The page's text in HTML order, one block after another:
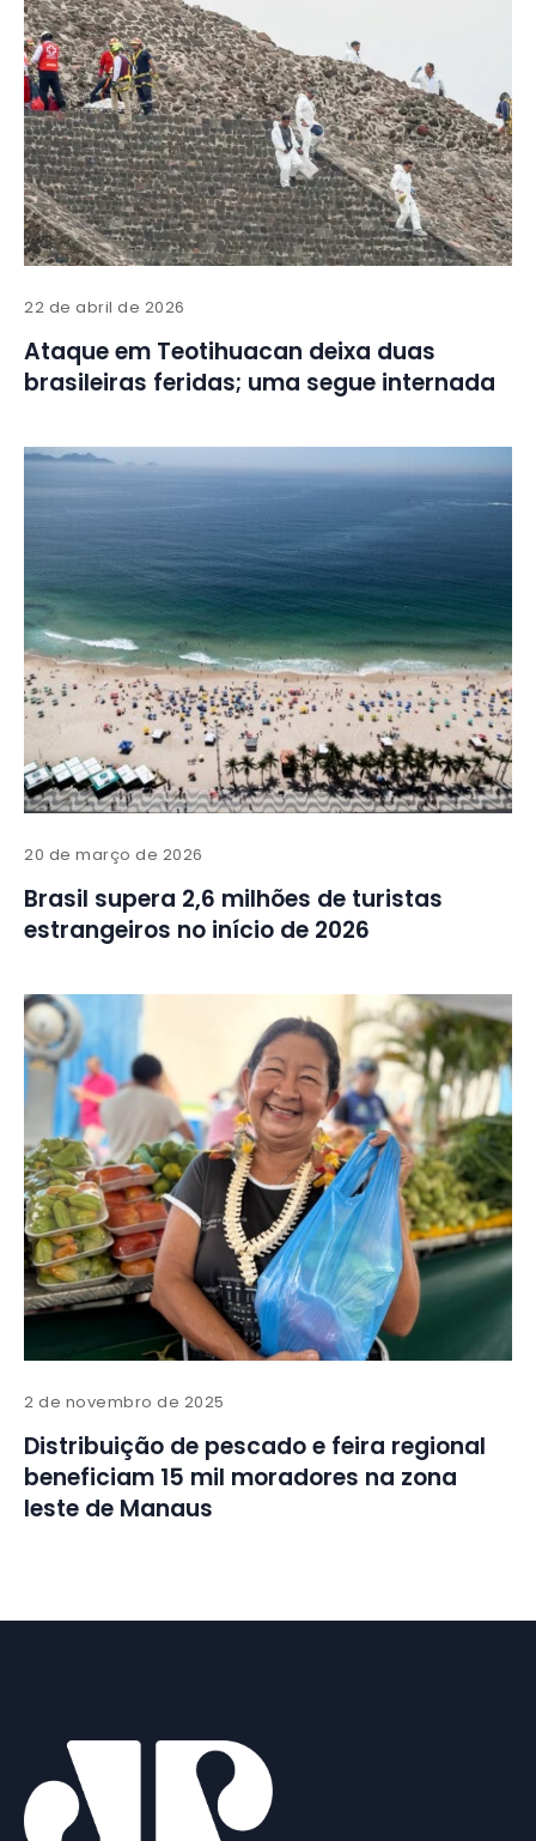
22 de abril de 2026
Ataque em Teotihuacan deixa duas
brasileiras feridas; uma segue internada
20 de março de 2026
Brasil supera 2,6 milhões de turistas
estrangeiros no início de 2026
2 de novembro de 2025
Distribuição de pescado e feira regional
beneficiam 15 mil moradores na zona
leste de Manaus